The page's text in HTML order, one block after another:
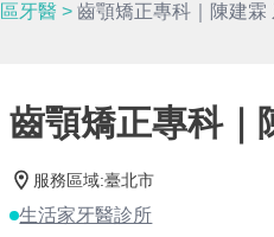
牙醫 > 齒顎矯正專科｜陳建霖
齒顎矯正專科｜
服務區域:臺北市
生活家牙醫診所